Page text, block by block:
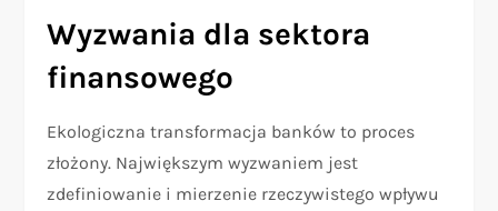
Wyzwania dla sektora
finansowego
Ekologiczna transformacja banków to proces
złożony. Największym wyzwaniem jest
zdefiniowanie i mierzenie rzeczywistego wpływu